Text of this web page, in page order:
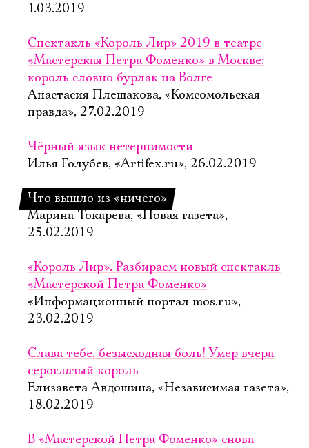
1.03.2019
Спектакль «Король Лир» 2019 в театре
«Мастерская Петра Фоменко» в Москве:
король словно бурлак на Волге
Анастасия Плешакова, «Комсомольская
правда», 27.02.2019
Чёрный язык нетерпимости
Илья Голубев, «Artifex.ru», 26.02.2019
Что вышло из «ничего»
Марина Токарева, «Новая газета»,
25.02.2019
«Король Лир». Разбираем новый спектакль
«Мастерской Петра Фоменко»
«Информационный портал mos.ru»,
23.02.2019
Слава тебе, безысходная боль! Умер вчера
сероглазый король
Елизавета Авдошина, «Независимая газета»,
18.02.2019
В «Мастерской Петра Фоменко» снова